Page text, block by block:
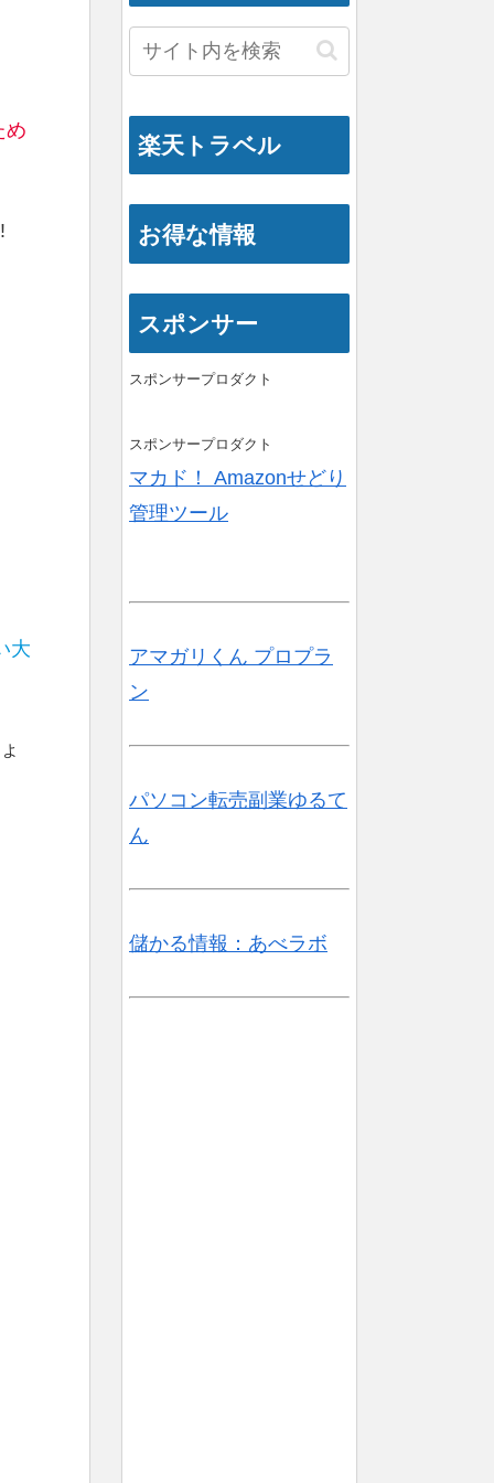
め
大
楽天トラベル
お得な情報
スポンサー
スポンサープロダクト
スポンサープロダクト
マカド！ Amazonせどり
管理ツール
アマガリくん プロプラ
ン
パソコン転売副業ゆるて
ん
儲かる情報：あべラボ